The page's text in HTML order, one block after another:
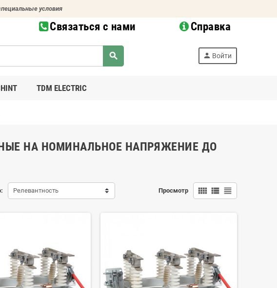
условия
Связаться с нами Справка
search person Войти
TDM ELECTRIC
НА НОМИНАЛЬНОЕ НАПРЯЖЕНИЕ ДО
Релевантность Просмотр view_comfy view_list view_headline